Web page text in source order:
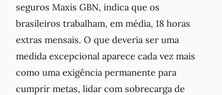
seguros Maxis GBN, indica que os
brasileiros trabalham, em média, 18 horas
extras mensais. O que deveria ser uma
medida excepcional aparece cada vez mais
como uma exigência permanente para
cumprir metas, lidar com sobrecarga de